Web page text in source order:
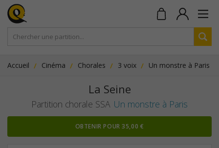
Accueil Cinéma Chorales 3 voix Un monstre à Paris
La Seine
Partition chorale SSA Un monstre à Paris
OBTENIR POUR 35,00 €